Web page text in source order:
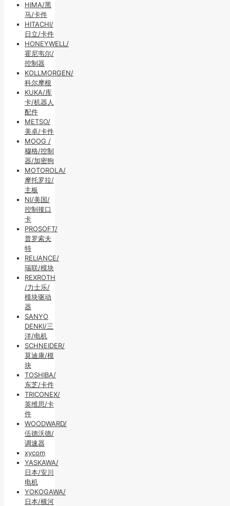
HIMA/黑
马/卡件
HITACHI/
日立/卡件
HONEYWELL/
霍尼韦尔/
控制器
KOLLMORGEN/
科尔摩根
KUKA/库
卡/机器人
配件
METSO/
美卓/卡件
MOOG /
穆格/控制
器/加密狗
MOTOROLA/
摩托罗拉/
主板
NI/美国/
控制接口
卡
PROSOFT/
普罗索夫
特
RELIANCE/
瑞联/模块
REXROTH
/力士乐/
模块驱动
器
SANYO
DENKI/三
洋/电机
SCHNEIDER/
莫迪康/模
块
TOSHIBA/
东芝/卡件
TRICONEX/
英维思/卡
件
WOODWARD/
伍德沃德/
调速器
xycom
YASKAWA/
日本/安川
电机
YOKOGAWA/
日本/横河